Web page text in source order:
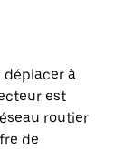
déplacer à
est
routier
de